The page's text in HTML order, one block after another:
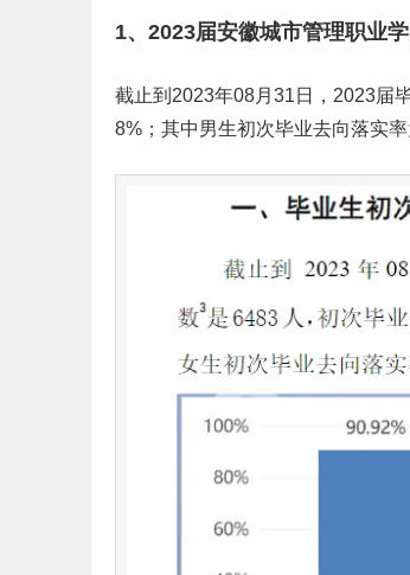
1、2023届安徽城市管理职业
截止到2023年08月31日，2023届
8%；其中男生初次毕业去向落实